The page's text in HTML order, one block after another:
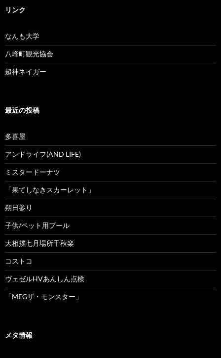
リンク
なんも大学
八峰町観光協会
超神ネイガー
最近の投稿
多喜屋
アンドライフ(AND LIFE)
ミスタードーナツ
「果てしなきスカーレット」
朔日参り
子供/ペット用プール
大相撲七月場所千秋楽
コストコ
ヴェゼルHVあんしん点検
「MEGザ・モンスター」
メタ情報